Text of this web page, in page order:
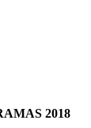
2018